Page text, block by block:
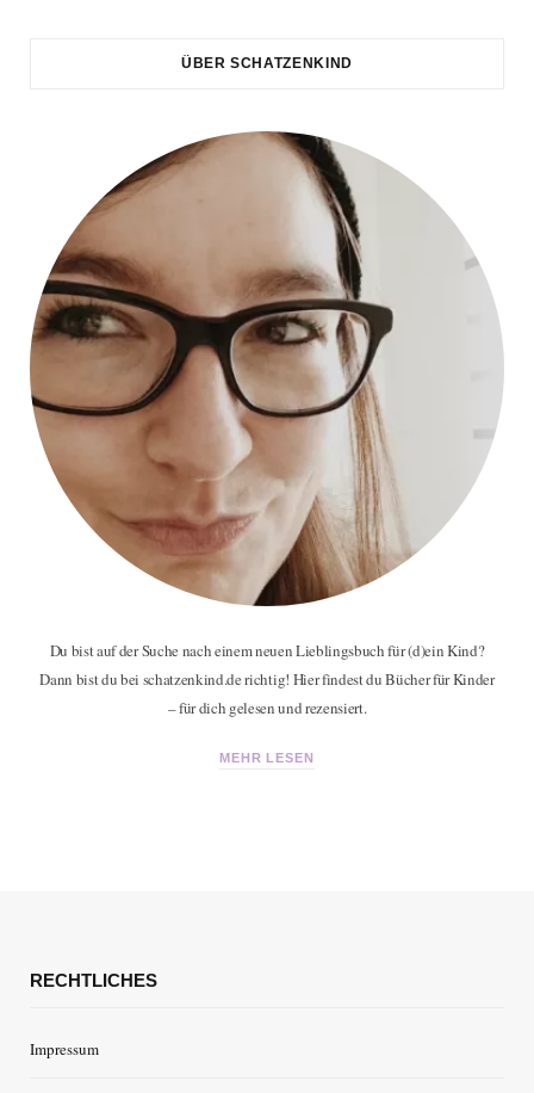
ÜBER SCHATZENKIND
Du bist auf der Suche nach einem neuen Lieblingsbuch für (d)ein Kind?
Dann bist du bei schatzenkind.de richtig! Hier findest du Bücher für Kinder
– für dich gelesen und rezensiert.
MEHR LESEN
RECHTLICHES
Impressum